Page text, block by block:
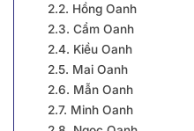
2.2. Hồng Oanh
2.3. Cẩm Oanh
2.4. Kiều Oanh
2.5. Mai Oanh
2.6. Mẫn Oanh
2.7. Minh Oanh